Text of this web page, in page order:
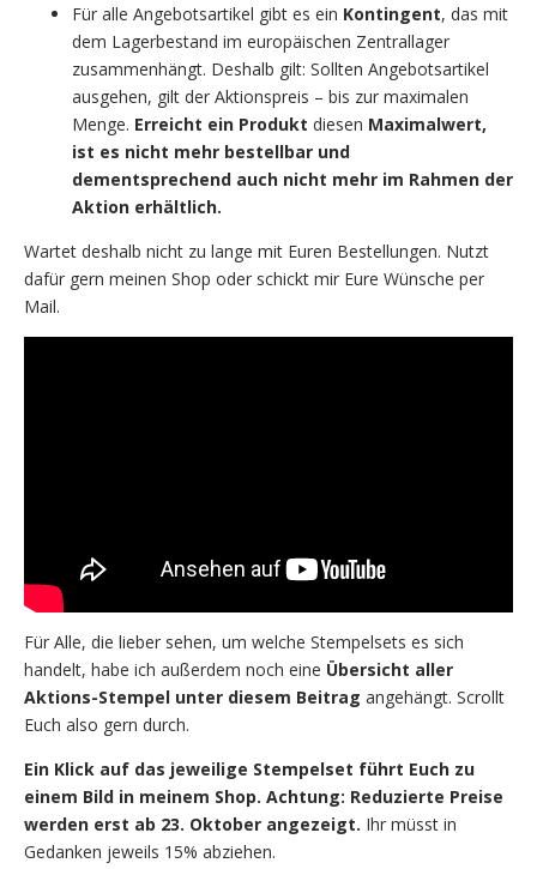
Für alle Angebotsartikel gibt es ein Kontingent, das mit
dem Lagerbestand im europäischen Zentrallager
zusammenhängt. Deshalb gilt: Sollten Angebotsartikel
ausgehen, gilt der Aktionspreis – bis zur maximalen
Menge. Erreicht ein Produkt diesen Maximalwert,
ist es nicht mehr bestellbar und
dementsprechend auch nicht mehr im Rahmen der
Aktion erhältlich.
Wartet deshalb nicht zu lange mit Euren Bestellungen. Nutzt
dafür gern meinen Shop oder schickt mir Eure Wünsche per
Mail.
Für Alle, die lieber sehen, um welche Stempelsets es sich
handelt, habe ich außerdem noch eine Übersicht aller
Aktions-Stempel unter diesem Beitrag angehängt. Scrollt
Euch also gern durch.
Ein Klick auf das jeweilige Stempelset führt Euch zu
einem Bild in meinem Shop. Achtung: Reduzierte Preise
werden erst ab 23. Oktober angezeigt. Ihr müsst in
Gedanken jeweils 15% abziehen.